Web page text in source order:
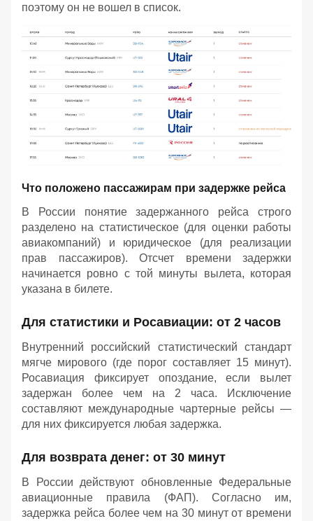
поэтому он не вошел в список.
Что положено пассажирам при задержке рейса
В России понятие задержанного рейса строго
разделено на статистическое (для оценки работы
авиакомпаний) и юридическое (для реализации
прав пассажиров). Отсчет времени задержки
начинается ровно с той минуты вылета, которая
указана в билете.
Для статистики и Росавиации: от 2 часов
Внутренний российский статистический стандарт
мягче мирового (где порог составляет 15 минут).
Росавиация фиксирует опоздание, если вылет
задержан более чем на 2 часа. Исключение
составляют международные чартерные рейсы —
для них фиксируется любая задержка.
Для возврата денег: от 30 минут
В России действуют обновленные Федеральные
авиационные правила (ФАП). Согласно им,
задержка рейса более чем на 30 минут от времени